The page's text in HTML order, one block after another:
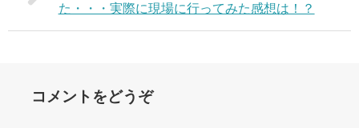
た・・・実際に現場に行ってみた感想は！？
コメントをどうぞ